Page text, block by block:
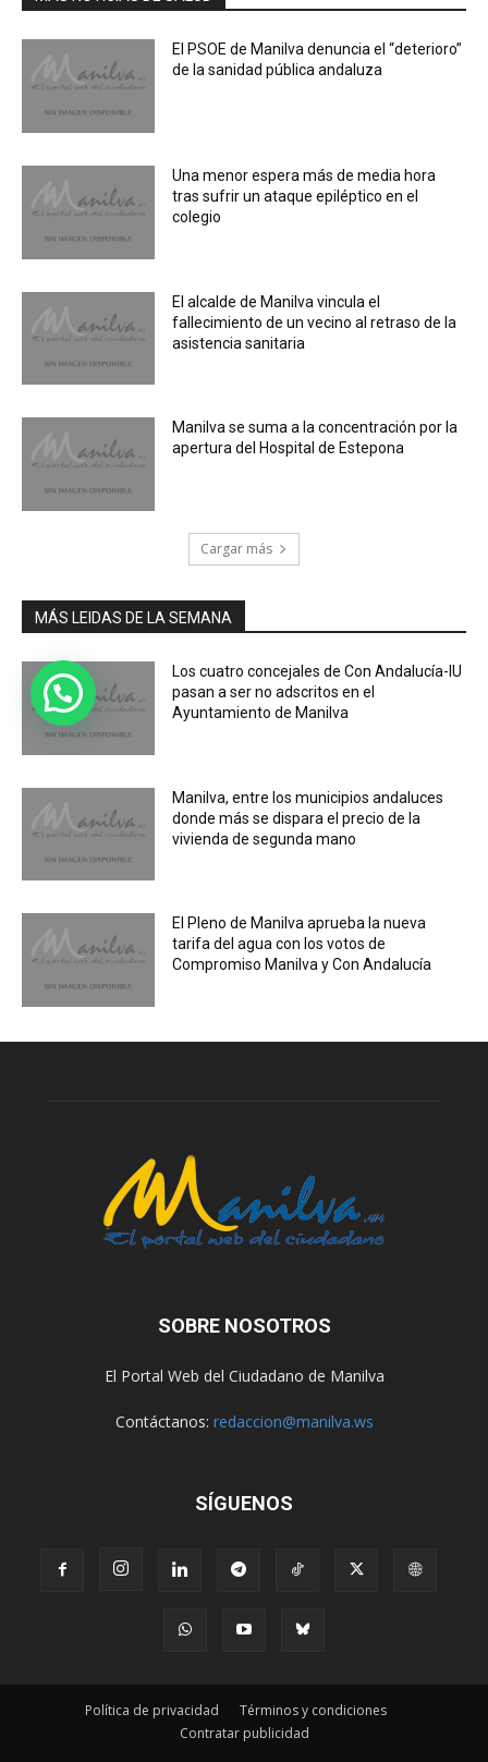
El PSOE de Manilva denuncia el “deterioro”
de la sanidad pública andaluza
Una menor espera más de media hora
tras sufrir un ataque epiléptico en el
colegio
El alcalde de Manilva vincula el
fallecimiento de un vecino al retraso de la
asistencia sanitaria
Manilva se suma a la concentración por la
apertura del Hospital de Estepona
Cargar más
MÁS LEIDAS DE LA SEMANA
Los cuatro concejales de Con Andalucía-IU
pasan a ser no adscritos en el
Ayuntamiento de Manilva
Manilva, entre los municipios andaluces
donde más se dispara el precio de la
vivienda de segunda mano
El Pleno de Manilva aprueba la nueva
tarifa del agua con los votos de
Compromiso Manilva y Con Andalucía
SOBRE NOSOTROS
El Portal Web del Ciudadano de Manilva
Contáctanos: redaccion@manilva.ws
SÍGUENOS
Política de privacidad
Términos y condiciones
Contratar publicidad